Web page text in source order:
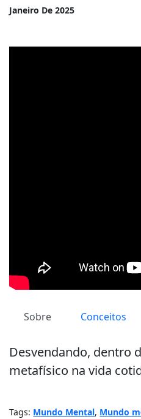
Janeiro De 2025
Sobre Conceitos
Desvendando, dentro
metafísico na vida
Tags: Mundo Mental, Mundo